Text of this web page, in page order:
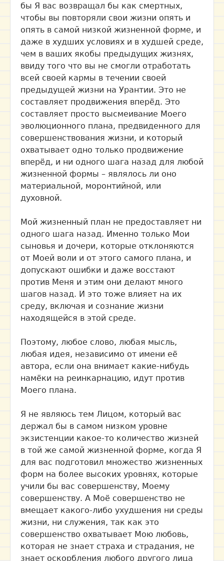
бы Я вас возвращал бы как смертных,
чтобы вы повторяли свои жизни опять и
опять в самой низкой жизненной форме, и
даже в худших условиях и в худшей среде,
чем в ваших якобы предыдущих жизнях,
ввиду того что вы не смогли отработать
всей своей кармы в течении своей
предыдущей жизни на Урантии. Это не
составляет продвижения вперёд. Это
составляет просто высмеивание Моего
эволюционного плана, предвиденного для
совершенствования жизни, и который
охватывает одно только продвижение
вперёд, и ни одного шага назад для любой
жизненной формы – являлось ли оно
материальной, моронтийной, или
духовной.
Мой жизненный план не предоставляет ни
одного шага назад. Именно только Мои
сыновья и дочери, которые отклоняются
от Моей воли и от этого самого плана, и
допускают ошибки и даже восстают
против Меня и этим они делают много
шагов назад. И это тоже влияет на их
среду, включая и сознание жизни
находящейся в этой среде.
Поэтому, любое слово, любая мысль,
любая идея, независимо от имени её
автора, если она внимает какие-нибудь
намёки на реинкарнацию, идут против
Моего плана.
Я не являюсь тем Лицом, который вас
держал бы в самом низком уровне
экзистенции какое-то количество жизней
в той же самой жизненной форме, когда Я
для вас подготовил множество жизненных
форм на более высоких уровнях, которые
учили бы вас совершенству, Моему
совершенству. А Моё совершенство не
вмещает какого-либо ухудшения ни среды
жизни, ни служения, так как это
совершенство охватывает Мою любовь,
которая не знает страха и страдания, не
знает оскорбления любого другого лица